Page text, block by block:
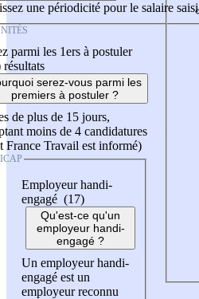
une périodicité pour le salaire saisi
parmi les 1ers à postuler
résultats
serez-vous parmi les
premiers à postuler ?
de plus de 15 jours,
moins de 4 candidatures
France Travail est informé)
Employeur handi-
engagé (17)
Qu'est-ce qu'un
employeur handi-
engagé ?
Un employeur handi-
engagé est un
employeur reconnu